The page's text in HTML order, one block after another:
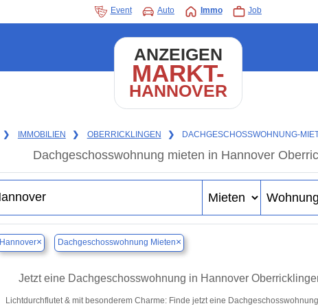
Event Auto Immo Job
ANZEIGEN
MARKT-
HANNOVER
❯ IMMOBILIEN ❯ OBERRICKLINGEN ❯ DACHGESCHOSSWOHNUNG-
Dachgeschosswohnung mieten in Hannover
Hannover× Dachgeschosswohnung Mieten×
Jetzt eine Dachgeschosswohnung in Hannover
Lichtdurchflutet & mit besonderem Charme: Finde jetzt eine